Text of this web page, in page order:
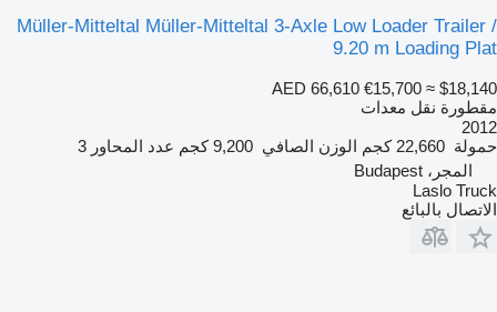
Müller-Mitteltal Müller-Mitteltal 3-Axle Low Loader Trailer /
9.20 m Loading Plat
AED 66,610 €15,700 ≈ $18,140
مقطورة نقل معدات
2012
حمولة 22,660 كجم الوزن الصافي 9,200 كجم عدد المحاور 3
المجر، Budapest
Laslo Truck
الاتصال بالبائع